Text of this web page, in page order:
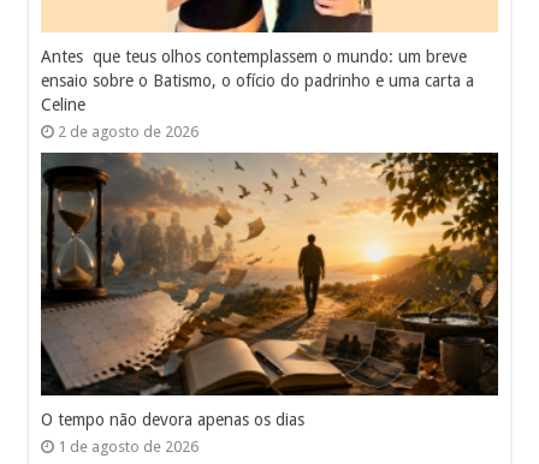
Antes que teus olhos contemplassem o mundo: um breve
ensaio sobre o Batismo, o ofício do padrinho e uma carta a
Celine
2 de agosto de 2026
O tempo não devora apenas os dias
1 de agosto de 2026